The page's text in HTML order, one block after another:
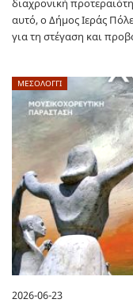
διαχρονική
αυτό, ο Δήμος Ιεράς
για τη στέγαση και
ΜΕΣΟΛΟΓΓΙ
2026-06-23